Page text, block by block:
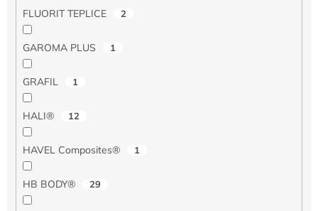
FLUORIT TEPLICE 2
GAROMA PLUS 1
GRAFIL 1
HALI® 12
HAVEL Composites® 1
HB BODY® 29